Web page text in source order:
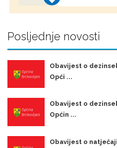
Posljednje novosti
Obavijest o
Opći ...
Obavijest o
Općin ...
Obavijest o